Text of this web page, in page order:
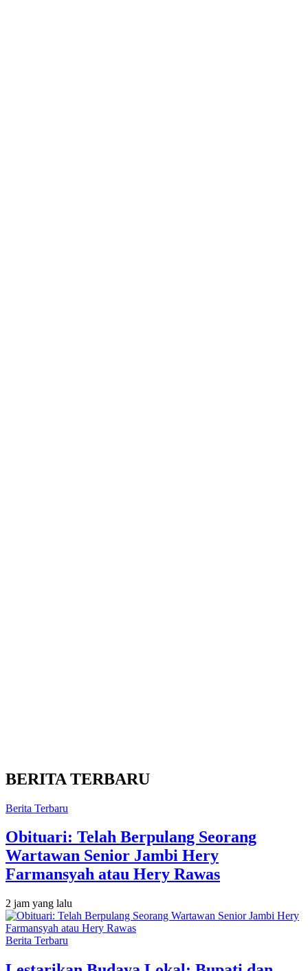
BERITA TERBARU
Berita Terbaru
Obituari: Telah Berpulang Seorang
Wartawan Senior Jambi Hery
Farmansyah atau Hery Rawas
2 jam yang lalu
Berita Terbaru